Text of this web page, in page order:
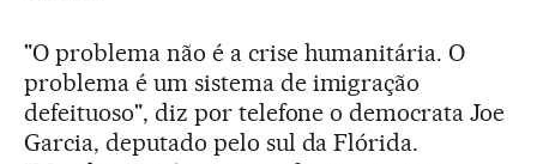
"O problema não é a crise humanitária. O
problema é um sistema de imigração
defeituoso", diz por telefone o democrata Joe
Garcia, deputado pelo sul da Flórida.